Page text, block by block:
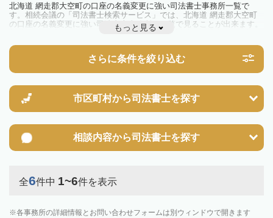
北海道 網走郡大空町の口座の名義変更に強い司法書士事務所一覧で
す。相続会議の「司法書士検索サービス」では、北海道 網走郡大空町
の口座の名義変更に強い司法書士事務所を一覧で見ることが出来ます。
相続のトラブルやお悩みを抱えている方は一度近隣の司法書士に相談し
もっと見る
さらに条件を絞り込む
市区町村から司法書士を探す
相談内容から司法書士を探す
全6件中 1~6件を表示
各事務所の詳細情報とお問い合わせフォームは別ウィンドウで開きます